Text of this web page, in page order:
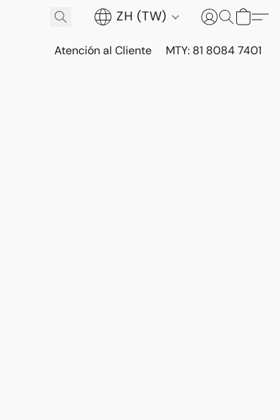
ZH (TW)
Atención al Cliente MTY: 81 8084 7401